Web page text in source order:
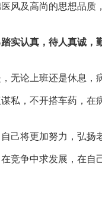
风及高尚的思想品质
实认真，待人真诚，
无论上班还是休息，
私，不开搭车药，在
己将更加努力，弘扬
竞争中求发展，在自